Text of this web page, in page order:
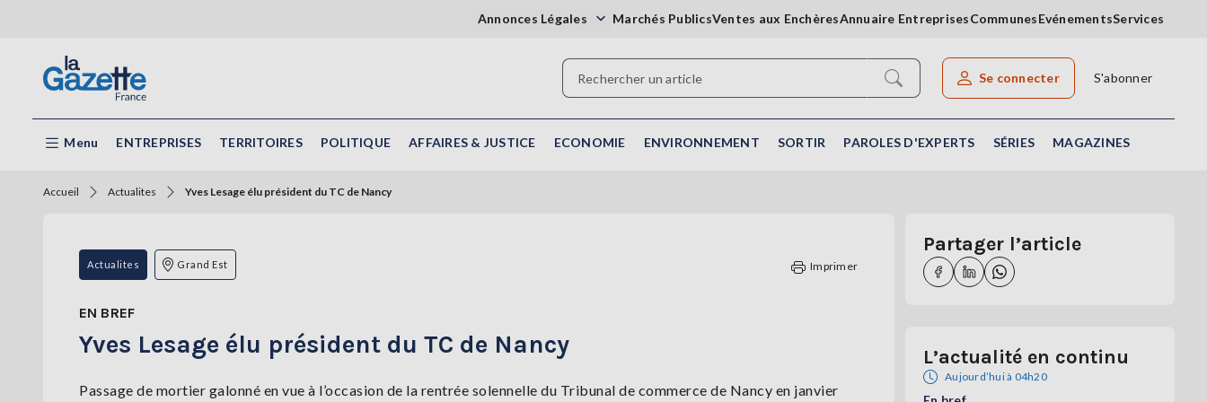
Annonces Légales Marchés PublicsVentes aux EnchèresAnnuaire EntreprisesCommunesEvénementsServices
Rechercher un article
Se connecter S'abonner
Menu ENTREPRISES TERRITOIRES POLITIQUE AFFAIRES & JUSTICE ECONOMIE ENVIRONNEMENT SORTIR PAROLES D'EXPERTS SÉRIES MAGAZINES
Accueil Actualites Yves Lesage élu président du TC de Nancy
Actualites Grand Est Imprimer
EN BREF
Yves Lesage élu président du TC de Nancy
Passage de mortier galonné en vue à l’occasion de la rentrée solennelle du Tribunal de commerce de Nancy en janvier
Partager l’article
L’actualité en continu
Aujourd’hui à 04h20